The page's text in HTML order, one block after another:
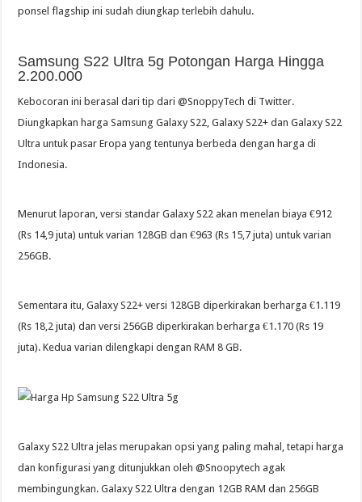
ponsel flagship ini sudah diungkap terlebih dahulu.
Samsung S22 Ultra 5g Potongan Harga Hingga
2.200.000
Kebocoran ini berasal dari tip dari @SnoppyTech di Twitter.
Diungkapkan harga Samsung Galaxy S22, Galaxy S22+ dan Galaxy S22
Ultra untuk pasar Eropa yang tentunya berbeda dengan harga di
Indonesia.
Menurut laporan, versi standar Galaxy S22 akan menelan biaya €912
(Rs 14,9 juta) untuk varian 128GB dan €963 (Rs 15,7 juta) untuk varian
256GB.
Sementara itu, Galaxy S22+ versi 128GB diperkirakan berharga €1.119
(Rs 18,2 juta) dan versi 256GB diperkirakan berharga €1.170 (Rs 19
juta). Kedua varian dilengkapi dengan RAM 8 GB.
Galaxy S22 Ultra jelas merupakan opsi yang paling mahal, tetapi harga
dan konfigurasi yang ditunjukkan oleh @Snoopytech agak
membingungkan. Galaxy S22 Ultra dengan 12GB RAM dan 256GB